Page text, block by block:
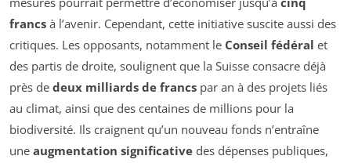
francs à l’avenir. Cependant, cette initiative suscite aussi des
critiques. Les opposants, notamment le Conseil fédéral et
des partis de droite, soulignent que la Suisse consacre déjà
près de deux milliards de francs par an à des projets liés
au climat, ainsi que des centaines de millions pour la
biodiversité. Ils craignent qu’un nouveau fonds n’entraîne
une augmentation significative des dépenses publiques,